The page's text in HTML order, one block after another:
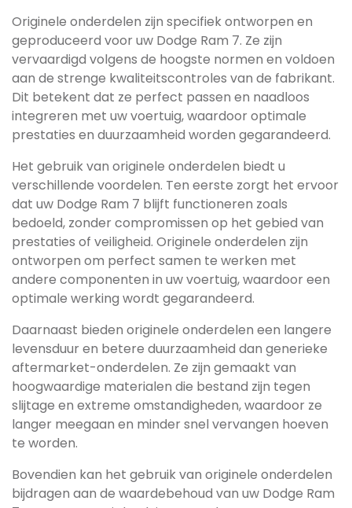
Originele onderdelen zijn specifiek ontworpen en
geproduceerd voor uw Dodge Ram 7. Ze zijn
vervaardigd volgens de hoogste normen en voldoen
aan de strenge kwaliteitscontroles van de fabrikant.
Dit betekent dat ze perfect passen en naadloos
integreren met uw voertuig, waardoor optimale
prestaties en duurzaamheid worden gegarandeerd.
Het gebruik van originele onderdelen biedt u
verschillende voordelen. Ten eerste zorgt het ervoor
dat uw Dodge Ram 7 blijft functioneren zoals
bedoeld, zonder compromissen op het gebied van
prestaties of veiligheid. Originele onderdelen zijn
ontworpen om perfect samen te werken met
andere componenten in uw voertuig, waardoor een
optimale werking wordt gegarandeerd.
Daarnaast bieden originele onderdelen een langere
levensduur en betere duurzaamheid dan generieke
aftermarket-onderdelen. Ze zijn gemaakt van
hoogwaardige materialen die bestand zijn tegen
slijtage en extreme omstandigheden, waardoor ze
langer meegaan en minder snel vervangen hoeven
te worden.
Bovendien kan het gebruik van originele onderdelen
bijdragen aan de waardebehoud van uw Dodge Ram